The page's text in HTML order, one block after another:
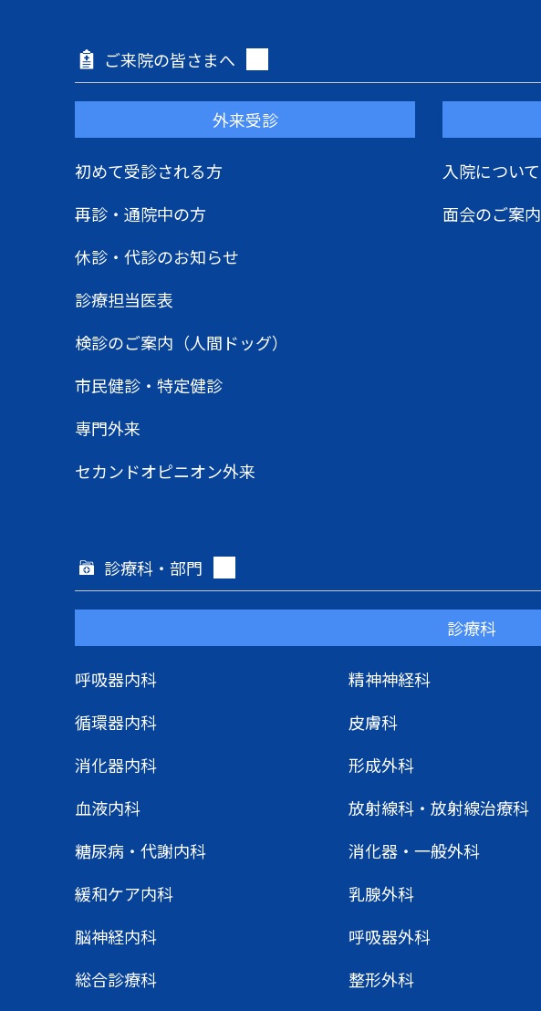
ご来院の皆さまへ
外来受診
初めて受診される方
再診・通院中の方
休診・代診のお知らせ
診療担当医表
検診のご案内（人間ドッグ）
市民健診・特定健診
専門外来
セカンドオピニオン外来
入院について
面会のご案内
診療科・部門
診療科
呼吸器内科
循環器内科
消化器内科
血液内科
糖尿病・代謝内科
緩和ケア内科
脳神経内科
総合診療科
精神神経科
皮膚科
形成外科
放射線科・放射線治療科
消化器・一般外科
乳腺外科
呼吸器外科
整形外科